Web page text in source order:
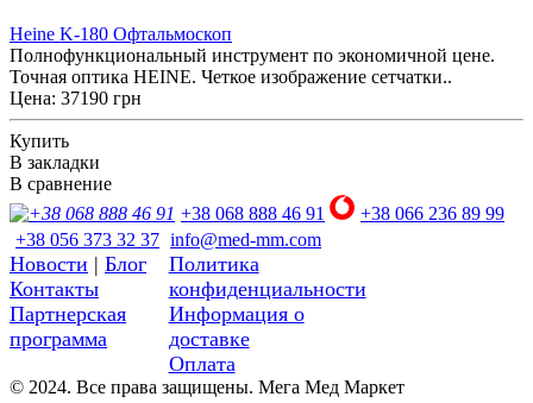
Heine K-180 Офтальмоскоп
Полнофункциональный инструмент по экономичной цене.
Точная оптика HEINE. Четкое изображение сетчатки..
Цена: 37190 грн
Купить
В закладки
В сравнение
+38 068 888 46 91
+38 066 236 89 99
+38 056 373 32 37 info@med-mm.com
Новости | Блог
Контакты
Партнерская
программа
Политика
конфиденциальности
Информация о
доставке
Оплата
© 2024. Все права защищены. Мега Мед Маркет